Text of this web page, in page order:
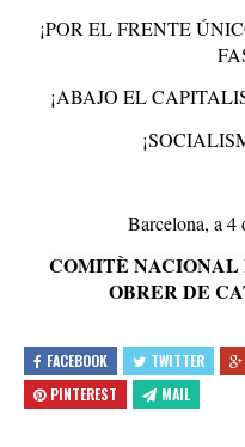
¡POR EL FRENTE
¡ABAJO EL
Barcelona, a 4
COMITÈ
OBRER DE
FACEBOOK TWITTER
PINTEREST
MAIL